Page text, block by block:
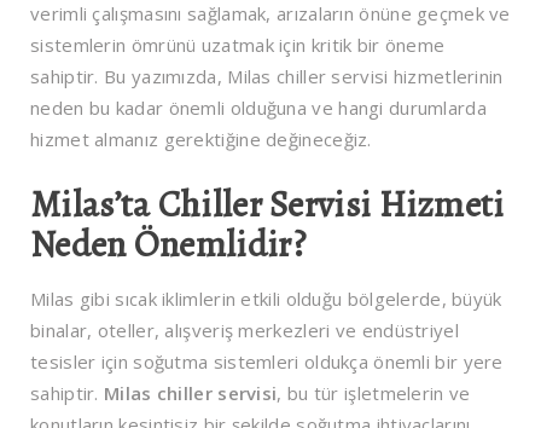
verimli çalışmasını sağlamak, arızaların önüne geçmek ve
sistemlerin ömrünü uzatmak için kritik bir öneme
sahiptir. Bu yazımızda, Milas chiller servisi hizmetlerinin
neden bu kadar önemli olduğuna ve hangi durumlarda
hizmet almanız gerektiğine değineceğiz.
Milas’ta Chiller Servisi Hizmeti
Neden Önemlidir?
Milas gibi sıcak iklimlerin etkili olduğu bölgelerde, büyük
binalar, oteller, alışveriş merkezleri ve endüstriyel
tesisler için soğutma sistemleri oldukça önemli bir yere
sahiptir. Milas chiller servisi, bu tür işletmelerin ve